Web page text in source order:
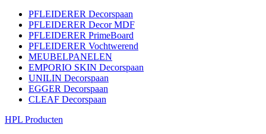
PFLEIDERER Decorspaan
PFLEIDERER Decor MDF
PFLEIDERER PrimeBoard
PFLEIDERER Vochtwerend
MEUBELPANELEN
EMPORIO SKIN Decorspaan
UNILIN Decorspaan
EGGER Decorspaan
CLEAF Decorspaan
HPL Producten